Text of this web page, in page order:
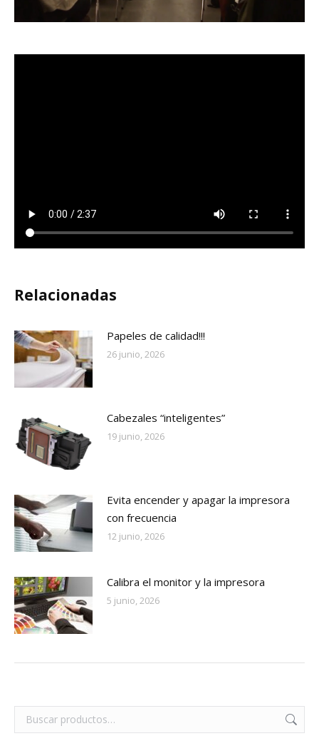
Relacionadas
Papeles de calidad!!!
26 junio, 2026
Cabezales “inteligentes”
19 junio, 2026
Evita encender y apagar la impresora
con frecuencia
12 junio, 2026
Calibra el monitor y la impresora
5 junio, 2026